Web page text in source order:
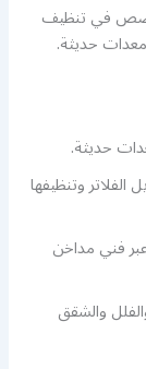
في تنظيف
حديثة.
حديثة.
وتنظيفها
فني مداخن
والشقق